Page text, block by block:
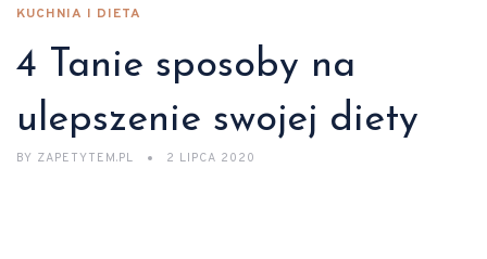
KUCHNIA I DIETA
4 Tanie sposoby na
ulepszenie swojej diety
BY ZAPETYTEM.PL 2 LIPCA 2020